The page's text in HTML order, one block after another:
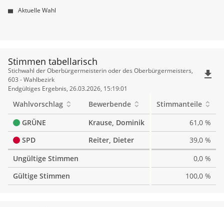
Aktuelle Wahl
Stimmen tabellarisch
Stimmen
tabellarisch
Stichwahl der Oberbürgermeisterin oder des Oberbürgermeisters,
603 - Wahlbezirk
Endgültiges Ergebnis, 26.03.2026, 15:19:01
file_download
Wahlvorschlag Bewerbende
Stimmanteile
GRÜNE
Krause, Dominik
61,0 %
SPD
Reiter, Dieter
39,0 %
Ungültige Stimmen
0,0 %
Gültige Stimmen
100,0 %